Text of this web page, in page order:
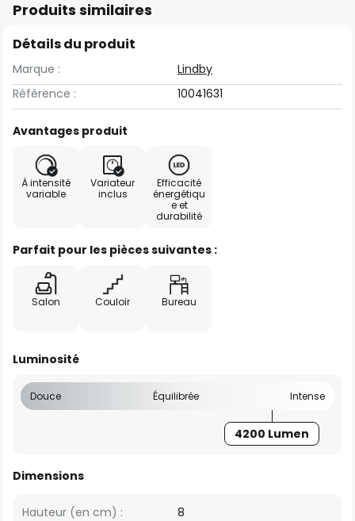
Produits similaires
Détails du produit
Marque :
Lindby
Référence :
10041631
Avantages produit
À intensité
variable
Variateur
inclus
Efficacité
énergétiqu
e et
durabilité
Parfait pour les pièces suivantes :
Salon Couloir Bureau
Luminosité
Douce Équilibrée Intense
4200 Lumen
Dimensions
Hauteur (en cm) :
8